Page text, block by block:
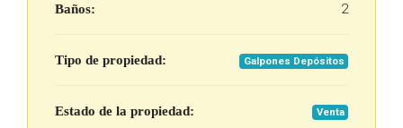
Baños: 2
Tipo de propiedad: Galpones Depósitos
Estado de la propiedad: Venta